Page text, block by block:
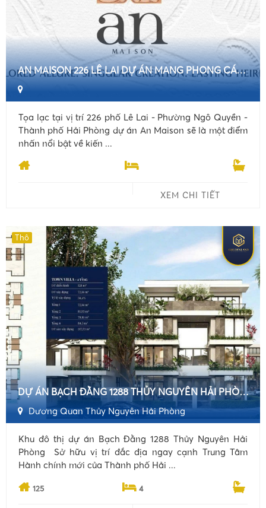
AN MAISON 226 LÊ LAI DỰ ÁN MANG PHONG CÁCH INDOCHINE DẤU ẤN CHỦ ĐẦU TƯ SINGGAPORE TẠI HẢI PHÒNG
Tọa lạc tại vị trí 226 phố Lê Lai - Phường Ngô Quyền -
Thành phố Hải Phòng dự án An Maison sẽ là một điểm
nhấn nổi bật về kiến ...
XEM CHI TIẾT
Thô
DỰ ÁN BẠCH ĐẰNG 1288 THỦY NGUYÊN HẢI PHÒNG MỞ BÁN SỞ HỮU LÂU DÀI
Dương Quan Thủy Nguyên Hải Phòng
Khu đô thị dự án Bạch Đằng 1288 Thủy Nguyên Hải
Phòng Sở hữu vị trí đắc địa ngay cạnh Trung Tâm
Hành chính mới của Thành phố Hải ...
125 4